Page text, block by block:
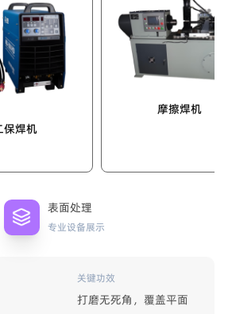
摩擦焊机
表面处理
专业设备展示
关键功效
打磨无死角，覆盖平面